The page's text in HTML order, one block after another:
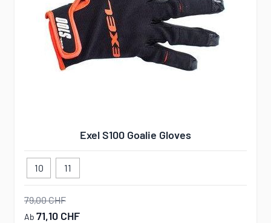
Exel S100 Goalie Gloves
10 11
79,00 CHF
Ab 71,10 CHF